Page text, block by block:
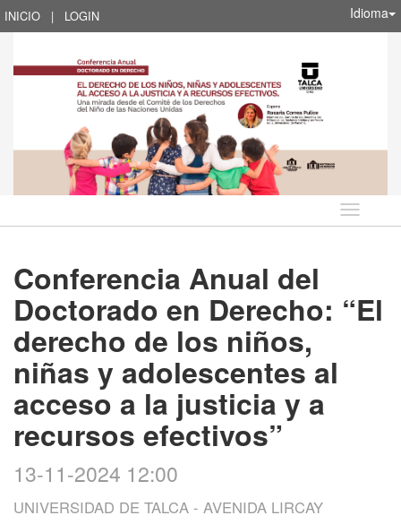
INICIO | LOGIN Idioma
Idioma
Conferencia Anual del
Doctorado en Derecho: “El
derecho de los niños,
niñas y adolescentes al
acceso a la justicia y a
recursos efectivos”
13-11-2024 12:00
UNIVERSIDAD DE TALCA - AVENIDA LIRCAY